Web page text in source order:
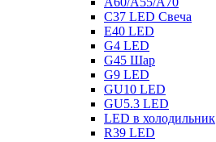
C37 LED Свеча
E40 LED
G4 LED
G45 Шар
G9 LED
GU10 LED
GU5.3 LED
LED в холодильник
R39 LED